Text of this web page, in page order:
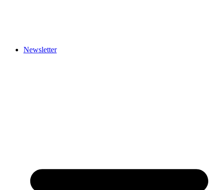
Newsletter